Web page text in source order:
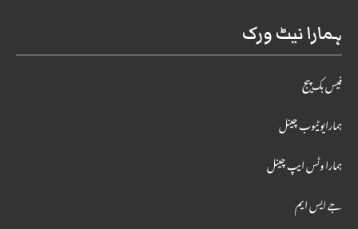
ہمارا نیٹ ورک
فیس بک پیج
ہمارایوٹیوب چینل
ہمارا وٹس ایپ چینل
جے ایس ایم